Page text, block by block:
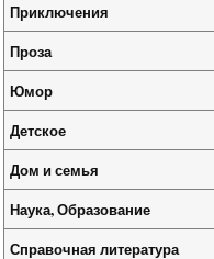
Приключения
Проза
Юмор
Детское
Дом и семья
Наука, Образование
Справочная литература